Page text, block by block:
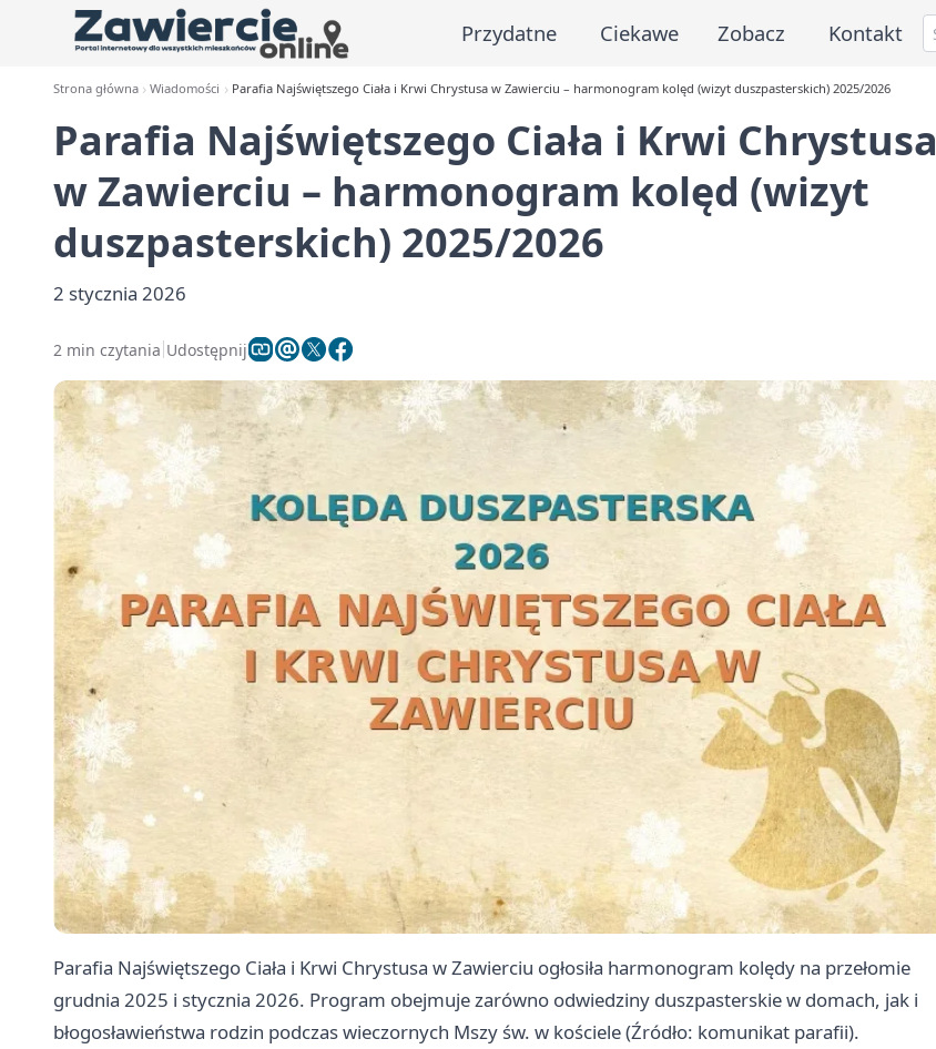
Przydatne Ciekawe Zobacz Kontakt
Strona główna Wiadomości Parafia Najświętszego Ciała i Krwi Chrystusa w Zawierciu – harmonogram kolęd (wizyt duszpasterskich) 2025/2026
Parafia Najświętszego Ciała i Krwi Chrystusa
w Zawierciu – harmonogram kolęd (wizyt
duszpasterskich) 2025/2026
2 stycznia 2026
2 min czytania Udostępnij
Parafia Najświętszego Ciała i Krwi Chrystusa w Zawierciu ogłosiła harmonogram kolędy na przełomie
grudnia 2025 i stycznia 2026. Program obejmuje zarówno odwiedziny duszpasterskie w domach, jak i
błogosławieństwa rodzin podczas wieczornych Mszy św. w kościele (Źródło: komunikat parafii).